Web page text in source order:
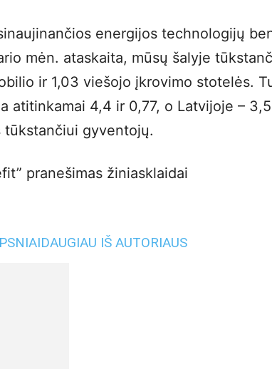
energijos technologijų
mėn. ataskaita, mūsų šalyje
ir 1,03 viešojo įkrovimo stotelės.
atitinkamai 4,4 ir 0,77, o Latvijoje –
tūkstančiui gyventojų.
pranešimas žiniasklaidai
DAUGIAU IŠ AUTORIAUS